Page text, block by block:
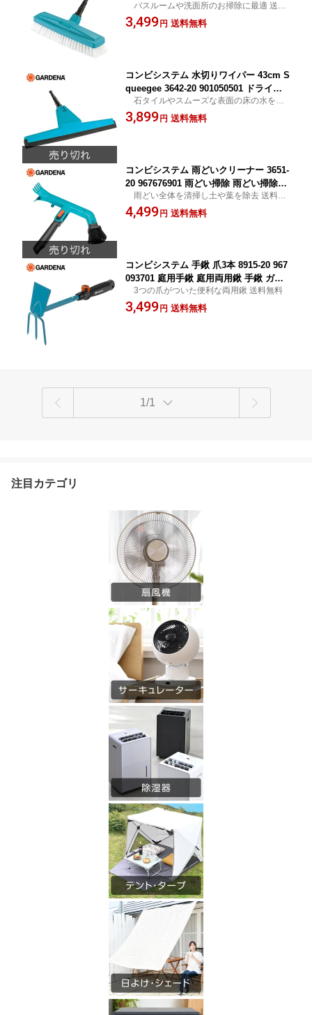
掃除用具 床洗浄掃除 ガルデナ GARDEN
A 【送料無料】
バスルームや洗面所のお掃除に最適 送料
無料
3,499円 送料無料
コンビシステム 水切りワイパー 43cm S
queegee 3642-20 901050501 ドライワ
イパー 水切りワイパー 水切りデッキ ガ
ルデナ GARDENA 【送料無料】
石タイルやスムーズな表面の床の水を効
率的に除去 送料無料
3,899円 送料無料
コンビシステム 雨どいクリーナー 3651-
20 967676901 雨どい掃除 雨どい掃除用
品 雨どいクリーナー ガルデナ GARDEN
A 【送料無料】
雨どい全体を清掃し土や葉を除去 送料無
料
4,499円 送料無料
コンビシステム 手鍬 爪3本 8915-20 967
093701 庭用手鍬 庭用両用鍬 手鍬 ガル
デナ GARDENA 【送料無料】
3つの爪がついた便利な両用鍬 送料無料
3,499円 送料無料
1/1
注目カテゴリ